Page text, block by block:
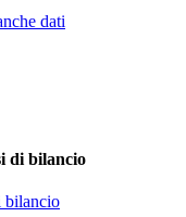
dati
di bilancio
bilancio